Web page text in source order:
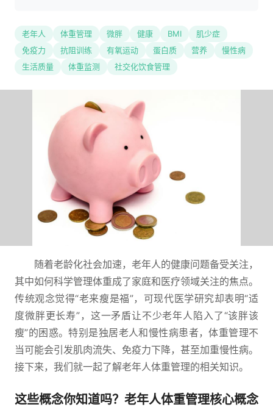
老年人 体重管理 微胖 健康 BMI
肌少症
免疫力
抗阻训练 有氧运动 蛋白质 营养
慢性病
生活质量
体重监测 社交化饮食管理
随着老龄化社会加速，老年人的健康问题备受关注，
其中如何科学管理体重成了家庭和医疗领域关注的焦点。
传统观念觉得“老来瘦是福”，可现代医学研究却表明“适
度微胖更长寿”，这一矛盾让不少老年人陷入了“该胖该
瘦”的困惑。特别是独居老人和慢性病患者，体重管理不
当可能会引发肌肉流失、免疫力下降，甚至加重慢性病。
接下来，我们就一起了解老年人体重管理的相关知识。
这些概念你知道吗？老年人体重管理核心概念